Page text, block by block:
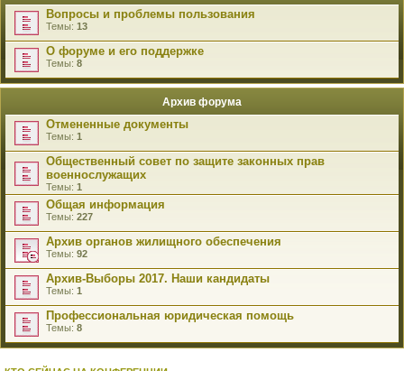
Вопросы и проблемы пользования
Темы: 13
О форуме и его поддержке
Темы: 8
Архив форума
Отмененные документы
Темы: 1
Общественный совет по защите законных прав
военнослужащих
Темы: 1
Общая информация
Темы: 227
Архив органов жилищного обеспечения
Темы: 92
Архив-Выборы 2017. Наши кандидаты
Темы: 1
Профессиональная юридическая помощь
Темы: 8